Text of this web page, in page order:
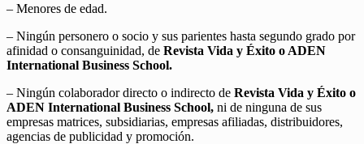
– Menores de edad.
– Ningún personero o socio y sus parientes hasta segundo grado por
afinidad o consanguinidad, de Revista Vida y Éxito o ADEN
International Business School.
– Ningún colaborador directo o indirecto de Revista Vida y Éxito o
ADEN International Business School, ni de ninguna de sus
empresas matrices, subsidiarias, empresas afiliadas, distribuidores,
agencias de publicidad y promoción.